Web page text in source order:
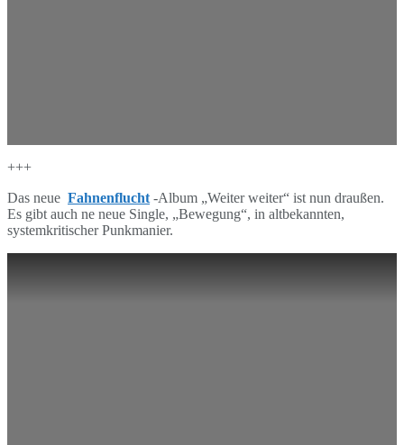
+++
Das neue Fahnenflucht -Album „Weiter weiter“ ist nun draußen.
Es gibt auch ne neue Single, „Bewegung“, in altbekannten,
systemkritischer Punkmanier.